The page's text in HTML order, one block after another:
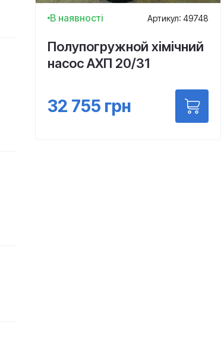
В наявності Артикул: 49748
Полупогружной хімічний
насос АХП 20/31
32 755 грн